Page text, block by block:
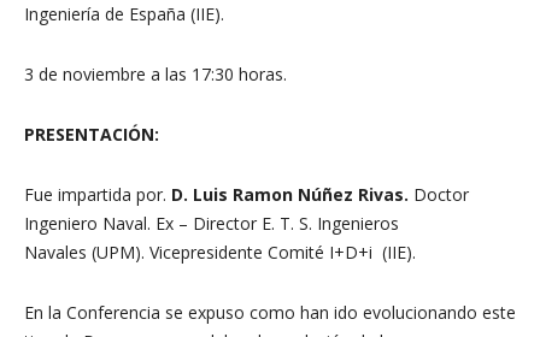
Ingeniería de España (IIE).
3 de noviembre a las 17:30 horas.
PRESENTACIÓN:
Fue impartida por. D. Luis Ramon Núñez Rivas. Doctor
Ingeniero Naval. Ex – Director E. T. S. Ingenieros
Navales (UPM). Vicepresidente Comité I+D+i (IIE).
En la Conferencia se expuso como han ido evolucionando este